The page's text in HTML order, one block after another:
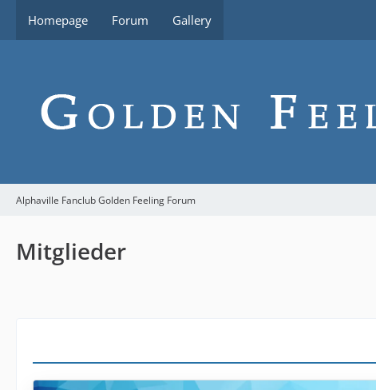
Homepage Forum Gallery
Alphaville Fanclub Golden Feeling Forum
Mitglieder